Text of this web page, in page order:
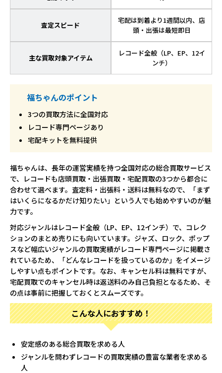
査定スピード
宅配は到着より1週間以内、店
頭・出張は最短即日
主な買取対象アイテム
レコード全般（LP、EP、12イ
ンチ）
福ちゃんのポイント
3つの買取方法に全国対応
レコード専門ページあり
宅配キットを無料提供
福ちゃんは、長年の運営実績を持つ全国対応の総合買取サービス
で、レコードも店頭買取・出張買取・宅配買取の3つから都合に
合わせて選べます。査定料・出張料・送料は無料なので、「まず
はいくらになるかだけ知りたい」という人でも始めやすいのが魅
力です。
対応ジャンルはレコード全般（LP、EP、12インチ）で、コレク
ションのまとめ売りにも向いています。ジャズ、ロック、ポップ
スなど幅広いジャンルの買取実績がレコード専門ページに掲載さ
れているため、「どんなレコードを扱っているのか」をイメージ
しやすい点もポイントです。なお、キャンセル料は無料ですが、
宅配買取でのキャンセル時は返送料のみ自己負担となるため、そ
の点は事前に把握しておくとスムーズです。
こんな人におすすめ！
安定感のある総合買取を求める人
ジャンルを問わずレコードの買取実績の豊富な業者を求める
人